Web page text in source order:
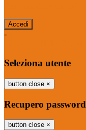
-
Seleziona utente
button close ×
Recupero password
button close ×